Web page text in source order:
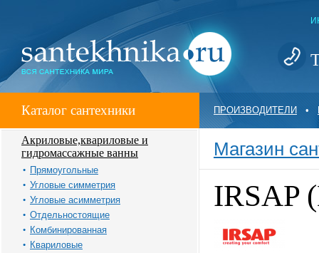
Каталог сантехники ПРОИЗВОДИТЕЛИ •
Акриловые,квариловые и
гидромассажные ванны
Прямоугольные
Угловые симметрия
Угловые асимметрия
Отдельностоящие
Комбинированная
Квариловые
Магазин
IRSAP